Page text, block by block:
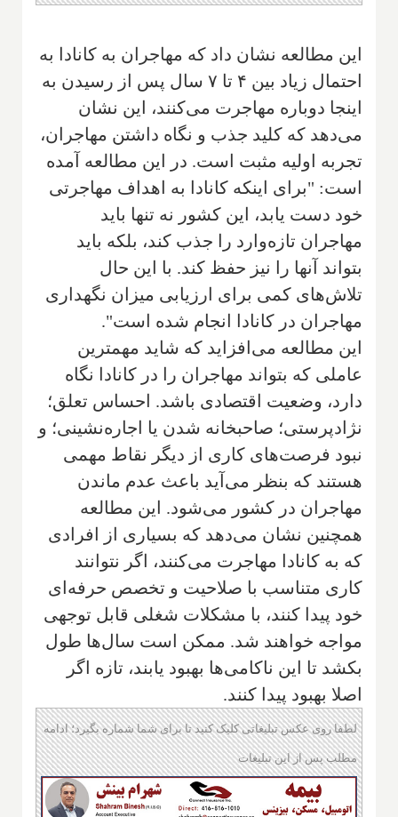
این مطالعه نشان داد که مهاجران به کانادا به
احتمال زیاد بین ۴ تا ۷ سال پس از رسیدن به
اینجا دوباره مهاجرت می‌کنند، این نشان
می‌دهد که کلید جذب و نگاه داشتن مهاجران،
تجربه اولیه مثبت است. در این مطالعه آمده
است: "برای اینکه کانادا به اهداف مهاجرتی
خود دست یابد، این کشور نه تنها باید
مهاجران تازه‌وارد را جذب کند، بلکه باید
بتواند آنها را نیز حفظ کند. با این حال
تلاش‌های کمی برای ارزیابی میزان نگهداری
مهاجران در کانادا انجام شده است".
این مطالعه می‌افزاید که شاید مهمترین
عاملی که بتواند مهاجران را در کانادا نگاه
دارد، وضعیت اقتصادی باشد. احساس تعلق؛
نژادپرستی؛ صاحبخانه شدن یا اجاره‌نشینی؛ و
نبود فرصت‌های کاری از دیگر نقاط مهمی
هستند که بنظر می‌آید باعث عدم ماندن
مهاجران در کشور می‌شود. این مطالعه
همچنین نشان می‌دهد که بسیاری از افرادی
که به کانادا مهاجرت می‌کنند، اگر نتوانند
کاری متناسب با صلاحیت و تخصص حرفه‌ای
خود پیدا کنند، با مشکلات شغلی قابل توجهی
مواجه خواهند شد. ممکن است سال‌ها طول
بکشد تا این ناکامی‌ها بهبود یابند، تازه اگر
اصلا بهبود پیدا کنند.
لطفا روی عکس تبلیغاتی کلیک کنید تا برای شما شماره بگیرد؛ ادامه
مطلب پس از این تبلیغات